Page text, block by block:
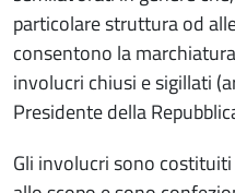
particolare struttura od
consentono la
involucri chiusi e sigillati
Presidente della
Gli involucri sono